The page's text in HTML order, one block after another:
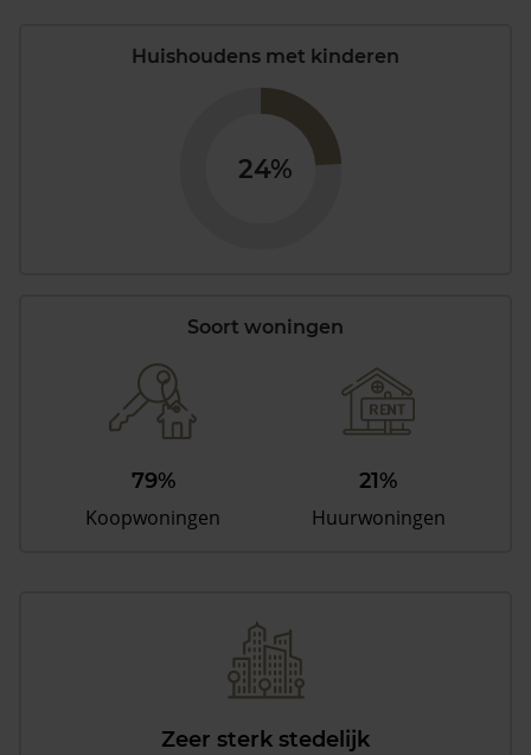
Huishoudens met kinderen
24%
Soort woningen
79%
Koopwoningen
21%
Huurwoningen
Zeer sterk stedelijk